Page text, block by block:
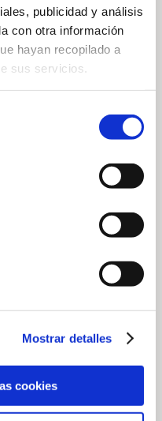
publicidad y análisis
con otra información
hayan recopilado a
sus servicios.
Mostrar detalles
cookies
consultez le site
Master & Open .